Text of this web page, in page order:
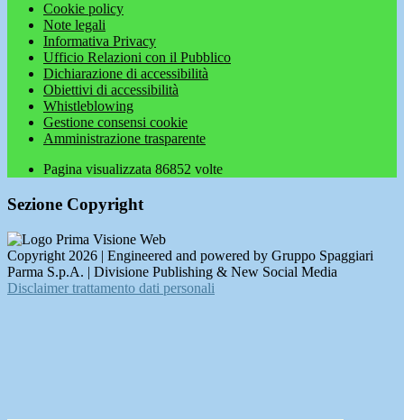
Cookie policy
Note legali
Informativa Privacy
Ufficio Relazioni con il Pubblico
Dichiarazione di accessibilità
Obiettivi di accessibilità
Whistleblowing
Gestione consensi cookie
Amministrazione trasparente
Pagina visualizzata 86852 volte
Sezione Copyright
Copyright 2026 | Engineered and powered by Gruppo Spaggiari
Parma S.p.A. | Divisione Publishing & New Social Media
Disclaimer trattamento dati personali